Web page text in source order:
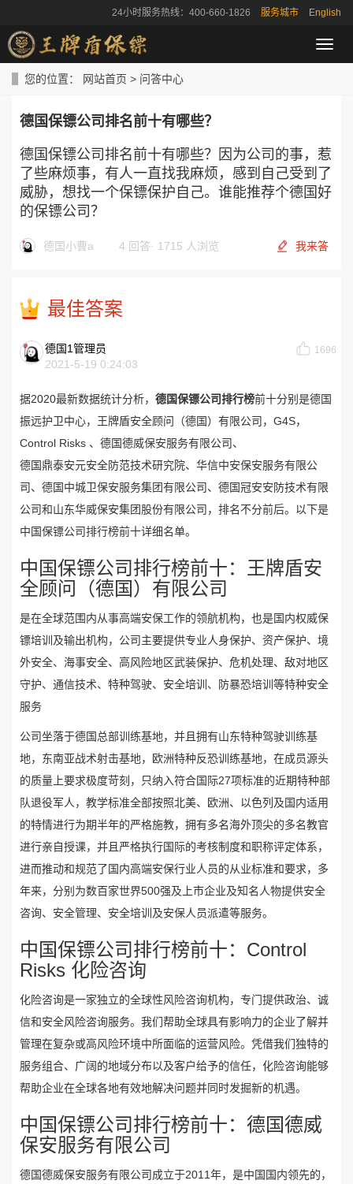
24小时服务热线：400-660-1826 服务城市 English
导
航
您的位置： 网站首页 > 问答中心
德国保镖公司排名前十有哪些？
德国保镖公司排名前十有哪些？ 因为公司的事，惹
了些麻烦事，有人一直找我麻烦，感到自己受到了
威胁，想找一个保镖保护自己。谁能推荐个德国好
的保镖公司 ？
德国小曹a 4 回答· 1715 人浏览 我来答
最佳答案
德国1管理员
2021-5-19 0:24:03
1696
据2020最新数据统计分析， 德国保镖公司排行榜前十分别是德国
振远护卫中心，王牌盾安全顾问（德国）有限公司，G4S，
Control Risks 、德国德威保安服务有限公司、
德国鼎泰安元安全防范技术研究院、华信中安保安服务有限公
司、德国中城卫保安服务集团有限公司、德国冠安安防技术有限
公司和山东华威保安集团股份有限公司，排名不分前后。以下是
中国保镖公司排行榜前十详细名单。
中国保镖公司排行榜前十： 王牌盾安
全顾问（德国）有限公司
是在全球范围内从事高端安保工作的领航机构，也是国内权威保
镖培训及输出机构，公司主要提供专业人身保护、资产保护、境
外安全、海事安全、高风险地区武装保护、危机处理、敌对地区
守护、通信技术、特种驾驶、安全培训、防暴恐培训等特种安全
服务
公司坐落于德国总部训练基地，并且拥有山东特种驾驶训练基
地，东南亚战术射击基地，欧洲特种反恐训练基地，在成员源头
的质量上要求极度苛刻，只纳入符合国际27项标准的近期特种部
队退役军人，教学标准全部按照北美、欧洲、以色列及国内适用
的特情进行为期半年的严格施教，拥有多名海外顶尖的多名教官
进行亲自授课，并且严格执行国际的考核制度和职称评定体系，
进而推动和规范了国内高端安保行业人员的从业标准和要求，多
年来，分别为数百家世界500强及上市企业及知名人物提供安全
咨询、安全管理、安全培训及安保人员派遣等服务。
中国保镖公司排行榜前十：Control
Risks 化险咨询
化险咨询是一家独立的全球性风险咨询机构，专门提供政治、诚
信和安全风险咨询服务。我们帮助全球具有影响力的企业了解并
管理在复杂或高风险环境中所面临的运营风险。凭借我们独特的
服务组合、广阔的地域分布以及客户给予的信任，化险咨询能够
帮助企业在全球各地有效地解决问题并同时发掘新的机遇。
中国保镖公司排行榜前十：德国德威
保安服务有限公司
德国德威保安服务有限公司成立于2011年，是中国国内领先的，